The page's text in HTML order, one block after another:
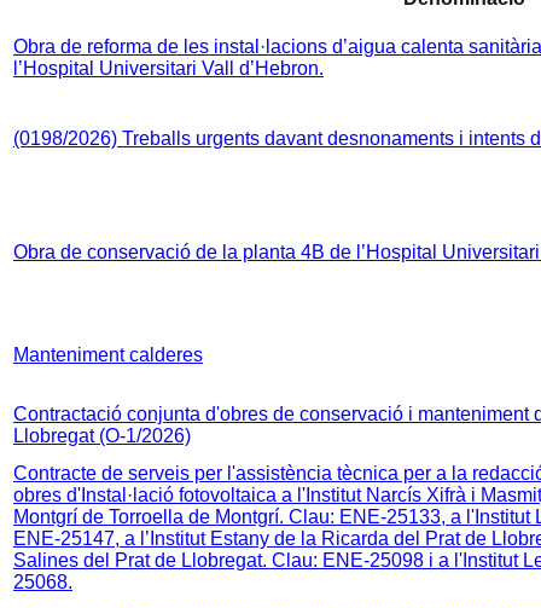
Obra de reforma de les instal·lacions d’aigua calenta
l’Hospital Universitari Vall d’Hebron.
(0198/2026) Treballs urgents davant desnonaments i intents
Obra de conservació de la planta 4B de l’Hospital
Manteniment calderes
Contractació conjunta d'obres de conservació i manteniment
Llobregat (O-1/2026)
Contracte de serveis per l'assistència tècnica per a la
obres d'Instal·lació fotovoltaica a l'Institut Narcís Xifrà i
Montgrí de Torroella de Montgrí. Clau: ENE-25133, a
ENE-25147, a l’Institut Estany de la Ricarda del Prat de
Salines del Prat de Llobregat. Clau: ENE-25098 i a l'Institut
25068.